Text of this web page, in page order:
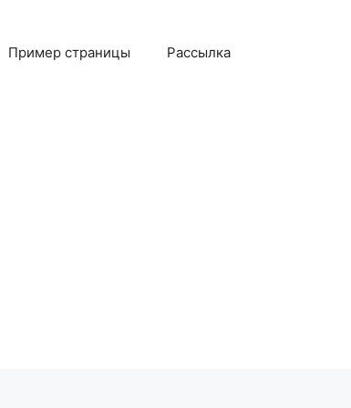
Пример страницы Рассылка